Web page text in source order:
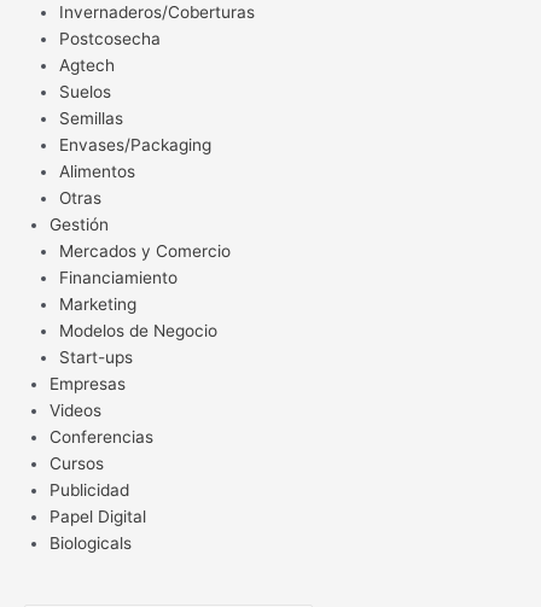
Invernaderos/Coberturas
Postcosecha
Agtech
Suelos
Semillas
Envases/Packaging
Alimentos
Otras
Gestión
Mercados y Comercio
Financiamiento
Marketing
Modelos de Negocio
Start-ups
Empresas
Videos
Conferencias
Cursos
Publicidad
Papel Digital
Biologicals